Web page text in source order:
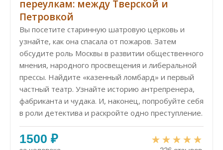
переулкам: между Тверской и
Петровкой
Вы посетите старинную шатровую церковь и
узнайте, как она спасала от пожаров. Затем
обсудите роль Москвы в развитии общественного
мнения, народного просвещения и либеральной
прессы. Найдите «казенный ломбард» и первый
частный театр. Узнайте историю антрепренера,
фабриканта и чудака. И, наконец, попробуйте себя
в роли детектива и раскройте одно преступление.
1500 ₽